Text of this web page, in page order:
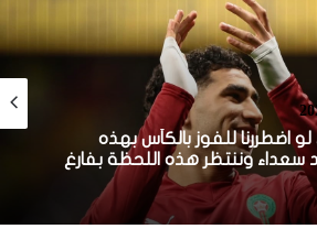
للفوز بالكأس بهذه